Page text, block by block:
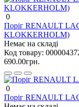
0
Поріг RENAULT
KLOKKERHOLM)
Немає на складі
Код товару:
690.00грн.
0
Поріг RENAULT